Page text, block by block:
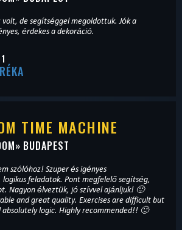
de segítséggel megoldottuk. Jók a
érdekes a dekoráció.
TIME MACHINE
» BUDAPEST
szólóhoz! Szuper és igényes
feladatok. Pont megfelelő segítség,
Nagyon élveztük, jó szívvel ajánljuk! 🙂
and great quality. Exercises are difficult but
logic. Highly recommended!! 🙂